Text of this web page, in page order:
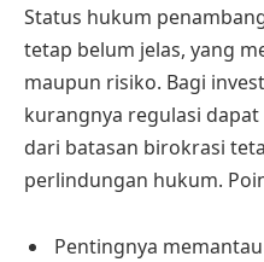
Status hukum
tetap belum jelas, yang
maupun risiko. Bagi
kurangnya regulasi
dari batasan birokrasi
perlindungan hukum.
Pentingnya